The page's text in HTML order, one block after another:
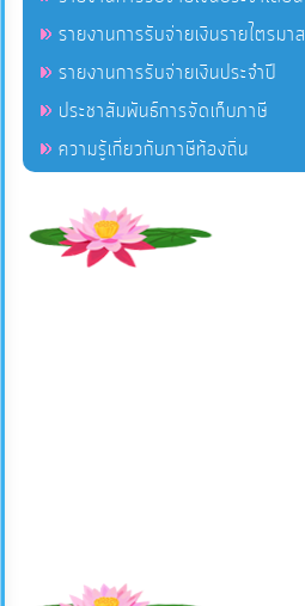
รายงานการรับจ่ายเงินรายไตรมาส
รายงานการรับจ่ายเงินประจำปี
ประชาสัมพันธ์การจัดเก็บภาษี
ความรู้เกี่ยวกับภาษีท้องถิ่น